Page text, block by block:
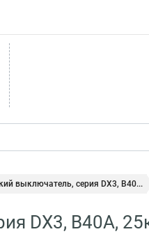
выключатель, серия DX3, B40...
DX3, B40A,